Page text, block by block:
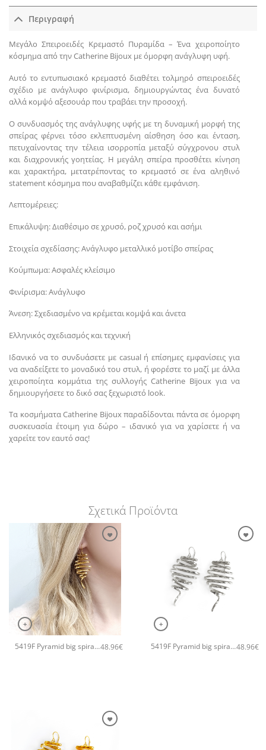
Περιγραφή
Μεγάλο Σπειροειδές Κρεμαστό Πυραμίδα – Ένα χειροποίητο
κόσμημα από την Catherine Bijoux με όμορφη ανάγλυφη υφή.
Αυτό το εντυπωσιακό κρεμαστό διαθέτει τολμηρό σπειροειδές
σχέδιο με ανάγλυφο φινίρισμα, δημιουργώντας ένα δυνατό
αλλά κομψό αξεσουάρ που τραβάει την προσοχή.
Ο συνδυασμός της ανάγλυφης υφής με τη δυναμική μορφή της
σπείρας φέρνει τόσο εκλεπτυσμένη αίσθηση όσο και ένταση,
πετυχαίνοντας την τέλεια ισορροπία μεταξύ σύγχρονου στυλ
και διαχρονικής γοητείας. Η μεγάλη σπείρα προσθέτει κίνηση
και χαρακτήρα, μετατρέποντας το κρεμαστό σε ένα αληθινό
statement κόσμημα που αναβαθμίζει κάθε εμφάνιση.
Λεπτομέρειες:
Επικάλυψη: Διαθέσιμο σε χρυσό, ροζ χρυσό και ασήμι
Στοιχεία σχεδίασης: Ανάγλυφο μεταλλικό μοτίβο σπείρας
Κούμπωμα: Ασφαλές κλείσιμο
Φινίρισμα: Ανάγλυφο
Άνεση: Σχεδιασμένο να κρέμεται κομψά και άνετα
Ελληνικός σχεδιασμός και τεχνική
Ιδανικό να το συνδυάσετε με casual ή επίσημες εμφανίσεις για
να αναδείξετε το μοναδικό του στυλ, ή φορέστε το μαζί με άλλα
χειροποίητα κομμάτια της συλλογής Catherine Bijoux για να
δημιουργήσετε το δικό σας ξεχωριστό look.
Τα κοσμήματα Catherine Bijoux παραδίδονται πάντα σε όμορφη
συσκευασία έτοιμη για δώρο – ιδανικό για να χαρίσετε ή να
χαρείτε τον εαυτό σας!
Σχετικά Προϊόντα
+
5419F Pyramid big spiral χειροποίητα σκουλαρίκια Catherine bijoux Ροζ χρυσό48.96€
+
5419F Pyramid big spiral χειροποίητα σκουλαρίκια Catherine bijoux Ασημί48.96€